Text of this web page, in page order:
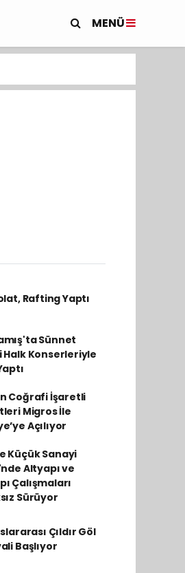
MENÜ
Rafting Yaptı
Sünnet
Halk Konserleriyle
Coğrafi İşaretli
Migros İle
Açılıyor
Küçük Sanayi
Altyapı ve
Çalışmaları
Sürüyor
Çıldır Göl
Başlıyor